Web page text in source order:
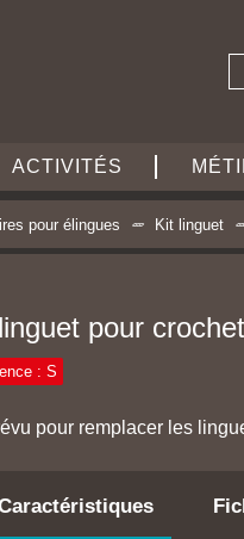
ACTIVITÉS
pour élingues Kit linguet
pour
: S
pour remplacer les